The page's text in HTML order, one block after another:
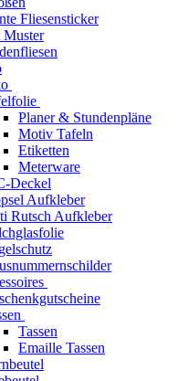
Fliesensticker
Muster
Planer & Stundenpläne
Motiv Tafeln
Etiketten
Meterware
Deckel
Aufkleber
Rutsch Aufkleber
Tassen
Emaille Tassen